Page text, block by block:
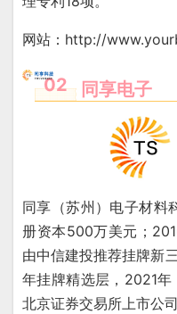
网站：http://
02 同享电子
同享（苏州）电子材料
册资本500万美元；
由中信建投推荐挂牌新
年挂牌精选层，2021
北京证券交易所上市公司